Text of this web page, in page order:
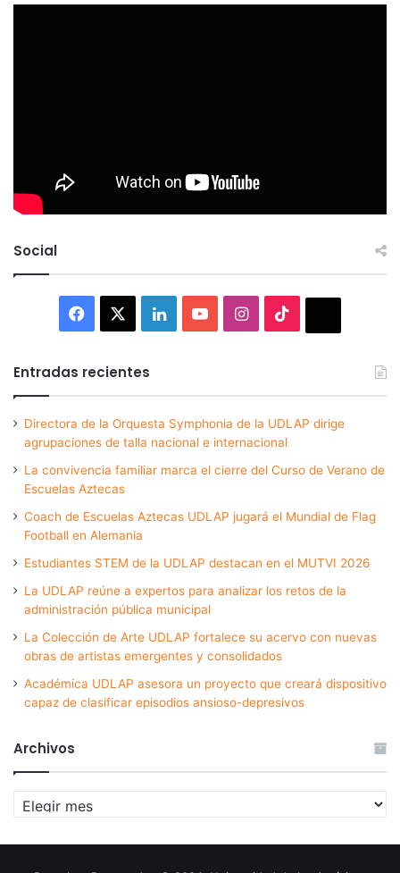
Social
Facebook LinkedInYouTubeInstagram
Entradas recientes
Directora de la Orquesta Symphonia de la UDLAP dirige
agrupaciones de talla nacional e internacional
La convivencia familiar marca el cierre del Curso de Verano de
Escuelas Aztecas
Coach de Escuelas Aztecas UDLAP jugará el Mundial de Flag
Football en Alemania
Estudiantes STEM de la UDLAP destacan en el MUTVI 2026
La UDLAP reúne a expertos para analizar los retos de la
administración pública municipal
La Colección de Arte UDLAP fortalece su acervo con nuevas
obras de artistas emergentes y consolidados
Académica UDLAP asesora un proyecto que creará dispositivo
capaz de clasificar episodios ansioso-depresivos
Archivos
Archivos